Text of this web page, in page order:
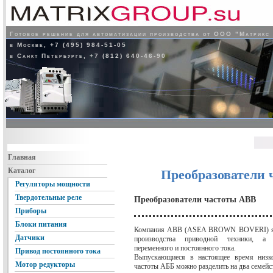
Готовое решение для автоматизации производства от ООО "Матрикс
в Москве, +7 (495) 984-51-05
в Санкт Петербурге, +7 (812) 640-46-90
Главная
Каталог
Регуляторы мощности
Твердотельные реле
Приборы
Блоки питания
Датчики
Привод постоянного тока
Мотор редукторы
Преобразователи частоты ABB
Компания ABB (ASEA BROWN BOVERI)
производства приводной техники, а
переменного и постоянного тока.
Выпускающиеся в настоящее время
частоты АББ можно разделить на два